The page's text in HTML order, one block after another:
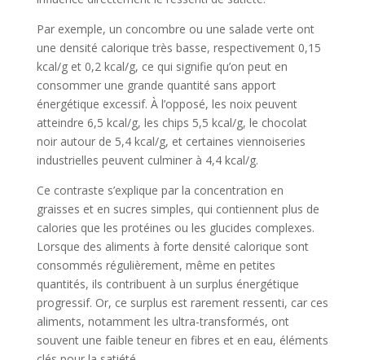
Par exemple, un concombre ou une salade verte ont
une densité calorique très basse, respectivement 0,15
kcal/g et 0,2 kcal/g, ce qui signifie qu’on peut en
consommer une grande quantité sans apport
énergétique excessif. À l’opposé, les noix peuvent
atteindre 6,5 kcal/g, les chips 5,5 kcal/g, le chocolat
noir autour de 5,4 kcal/g, et certaines viennoiseries
industrielles peuvent culminer à 4,4 kcal/g.
Ce contraste s’explique par la concentration en
graisses et en sucres simples, qui contiennent plus de
calories que les protéines ou les glucides complexes.
Lorsque des aliments à forte densité calorique sont
consommés régulièrement, même en petites
quantités, ils contribuent à un surplus énergétique
progressif. Or, ce surplus est rarement ressenti, car ces
aliments, notamment les ultra-transformés, ont
souvent une faible teneur en fibres et en eau, éléments